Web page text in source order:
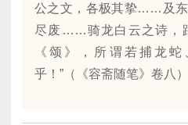
公之文，各极其挚……及
尽废……骑龙白云之诗，
《颂》，所谓若捕龙
乎！”（《容斋随笔》卷八）